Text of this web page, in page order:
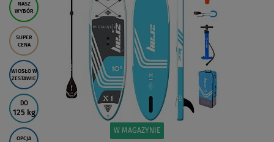
NASZ
WYBÓR
SUPER
CENA
WIOSŁO W
ZESTAWIE
DO
125 kg
OPCJA
W MAGAZYNIE